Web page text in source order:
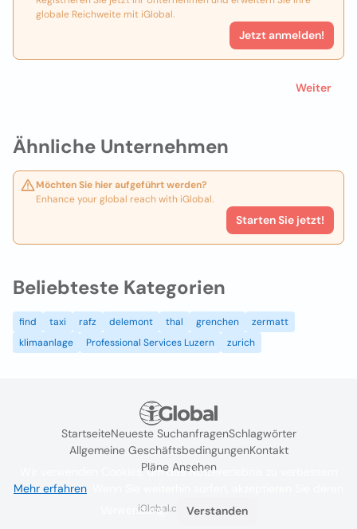
Ähnliche Unternehmen
Möchten Sie hier aufgeführt werden?
Enhance your global reach with iGlobal.
Starten Sie jetzt!
globale Reichweite mit iGlobal.
Jetzt anmelden!
Weiter
Beliebteste Kategorien
find taxi rafz delemont thal grenchen
zermatt
klimaanlage
Professional Services Luzern zurich
StartseiteNeueste SuchanfragenSchlagwörter
Allgemeine GeschäftsbedingungenKontakt
Pläne Ansehen
iGlobal.co @ 2024
Wir verwenden Cookies, um das Nutzererlebnis zu verbessern
Mehr erfahren
Verwendung.
Verstanden